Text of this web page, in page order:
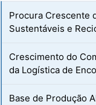
Procura Crescente
Sustentáveis e
Crescimento do
da Logística de
Base de Produção